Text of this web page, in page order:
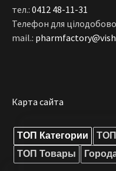
тел.: 0412 48-11-31
Телефон для
mail.:
Карта сайта
ТОП Категории
ТОП Товары